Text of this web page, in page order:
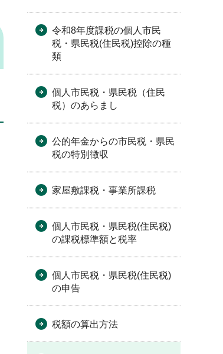
令和8年度課税の個人市民
税・県民税(住民税)控除の種
類
個人市民税・県民税（住民
税）のあらまし
公的年金からの市民税・県民
税の特別徴収
家屋敷課税・事業所課税
個人市民税・県民税(住民税)
の課税標準額と税率
個人市民税・県民税(住民税)
の申告
税額の算出方法